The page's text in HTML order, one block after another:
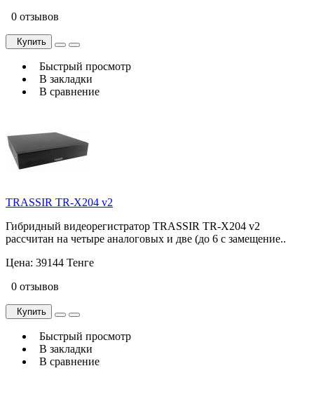
0 отзывов
Купить
Быстрый просмотр
В закладки
В сравнение
TRASSIR TR-X204 v2
Гибридный видеорегистратор TRASSIR TR-X204 v2
рассчитан на четыре аналоговых и две (до 6 с замещение..
Цена: 39144 Тенге
0 отзывов
Купить
Быстрый просмотр
В закладки
В сравнение